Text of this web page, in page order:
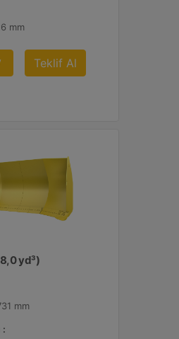
mm
Teklif Al
yd³)
mm
: